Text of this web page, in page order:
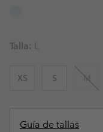
Talla: L
XS S M
Guía de tallas